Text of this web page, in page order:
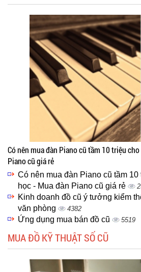
Có nên mua đàn Piano cũ tầm 10 triệu
Piano cũ giá rẻ
Có nên mua đàn Piano cũ tầm
học - Mua đàn Piano cũ giá rẻ
Kinh doanh đồ cũ ý tưởng kiểm
văn phòng
4382
Ứng dụng mua bán đồ cũ 5519
MUA ĐỒ KỸ THUẬT SỐ CŨ